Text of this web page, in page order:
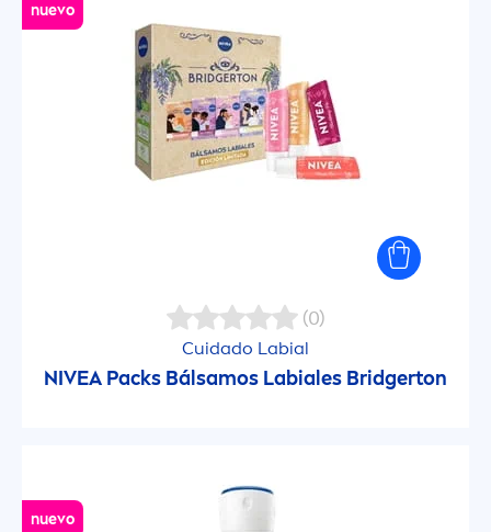
nuevo
(0)
Cuidado Labial
NIVEA Packs Bálsamos Labiales Bridgerton
nuevo